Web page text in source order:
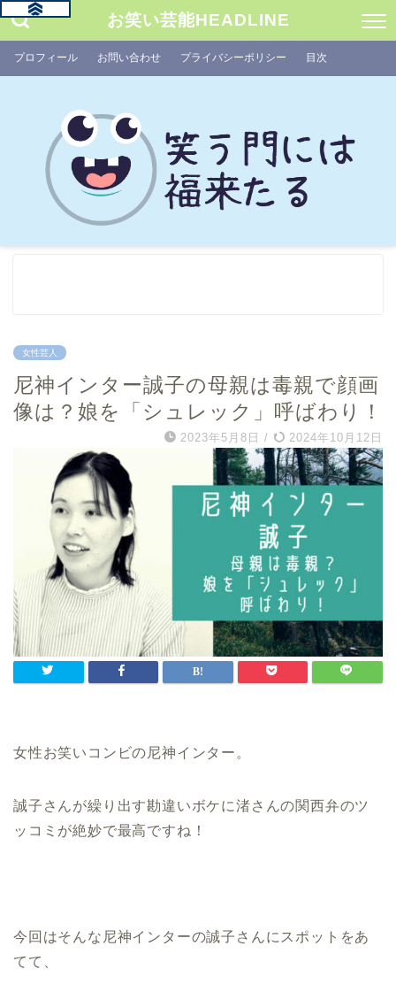
お笑い芸能HEADLINE
プロフィール お問い合わせ プライバシーポリシー 目次
女性芸人
尼神インター誠子の母親は毒親で顔画
像は？娘を「シュレック」呼ばわり！
2023年5月8日 / 2024年10月12日
女性お笑いコンビの尼神インター。
誠子さんが繰り出す勘違いボケに渚さんの関西弁のツ
ッコミが絶妙で最高ですね！
今回はそんな尼神インターの誠子さんにスポットをあ
てて、